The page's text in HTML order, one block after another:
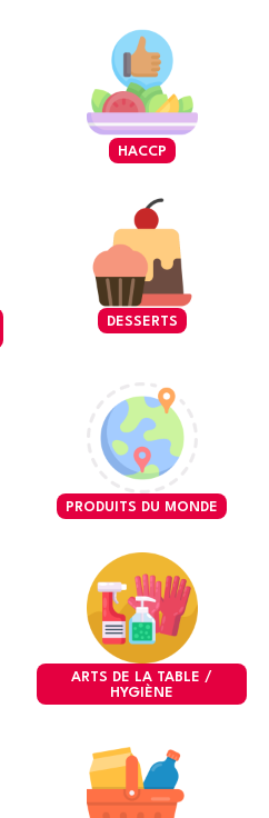
HACCP
DESSERTS
PRODUITS DU MONDE
ARTS DE LA TABLE /
HYGIÈNE